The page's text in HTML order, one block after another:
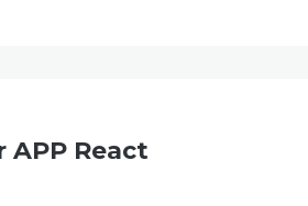
APP React